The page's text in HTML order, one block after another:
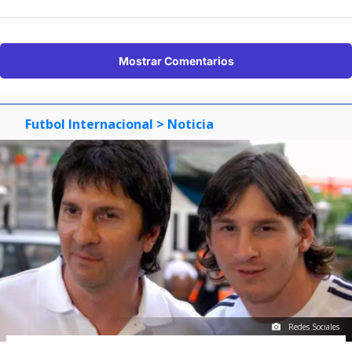
Mostrar Comentarios
Futbol Internacional > Noticia
Redes Sociales